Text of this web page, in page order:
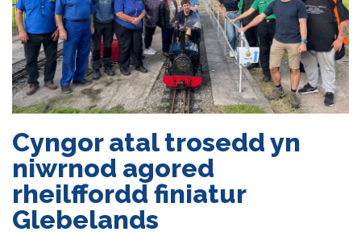
Cyngor atal trosedd yn
niwrnod agored
rheilffordd finiatur
Glebelands